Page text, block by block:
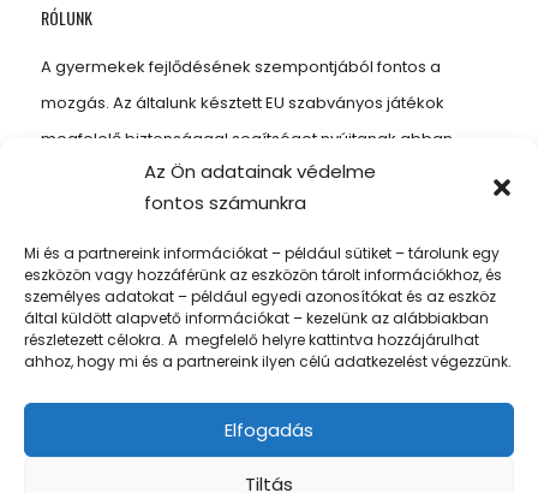
Az Ön adatainak védelme
fontos számunkra
Mi és a partnereink információkat – például sütiket – tárolunk egy
eszközön vagy hozzáférünk az eszközön tárolt információkhoz, és
személyes adatokat – például egyedi azonosítókat és az eszköz
által küldött alapvető információkat – kezelünk az alábbiakban
részletezett célokra. A megfelelő helyre kattintva hozzájárulhat
ahhoz, hogy mi és a partnereink ilyen célú adatkezelést végezzünk.
Elfogadás
Tiltás
RÓLUNK
A gyermekek fejlődésének szempontjából fontos a
mozgás. Az általunk késztett EU szabványos játékok
megfelelő biztonsággal segítséget nyújtanak abban,
hogy gyermekeinknek kellő mozgást biztosítsunk, amitől
erősebbek, energikusabbak és egészségesebbek
lesznek.
LEGUTÓBBI BEJEGYZÉSEK